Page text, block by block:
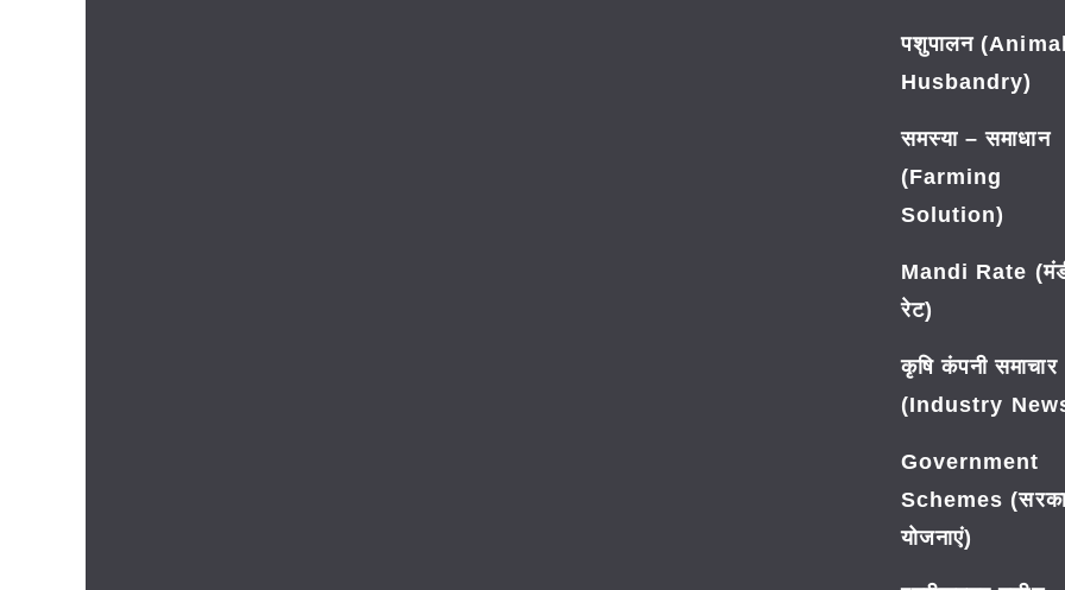
पशुपालन (Animal
Husbandry)
समस्या – समाधान
(Farming
Solution)
Mandi Rate
रेट)
कृषि कंपनी समाचार
(Industry
Government
Schemes
योजनाएं)